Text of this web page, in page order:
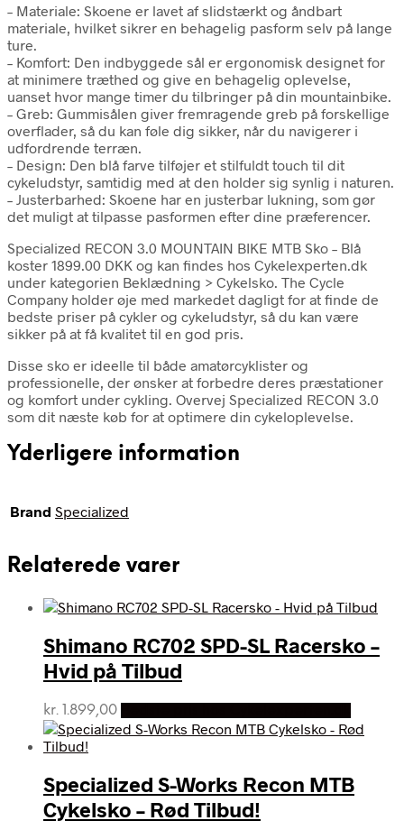
– Materiale: Skoene er lavet af slidstærkt og åndbart
materiale, hvilket sikrer en behagelig pasform selv på lange
ture.
– Komfort: Den indbyggede sål er ergonomisk designet for
at minimere træthed og give en behagelig oplevelse,
uanset hvor mange timer du tilbringer på din mountainbike.
– Greb: Gummisålen giver fremragende greb på forskellige
overflader, så du kan føle dig sikker, når du navigerer i
udfordrende terræn.
– Design: Den blå farve tilføjer et stilfuldt touch til dit
cykeludstyr, samtidig med at den holder sig synlig i naturen.
– Justerbarhed: Skoene har en justerbar lukning, som gør
det muligt at tilpasse pasformen efter dine præferencer.
Specialized RECON 3.0 MOUNTAIN BIKE MTB Sko – Blå
koster 1899.00 DKK og kan findes hos Cykelexperten.dk
under kategorien Beklædning > Cykelsko. The Cycle
Company holder øje med markedet dagligt for at finde de
bedste priser på cykler og cykeludstyr, så du kan være
sikker på at få kvalitet til en god pris.
Disse sko er ideelle til både amatørcyklister og
professionelle, der ønsker at forbedre deres præstationer
og komfort under cykling. Overvej Specialized RECON 3.0
som dit næste køb for at optimere din cykeloplevelse.
Yderligere information
Brand Specialized
Relaterede varer
Shimano RC702 SPD-SL Racersko –
Hvid på Tilbud
kr. 1.899,00
Specialized S-Works Recon MTB
Cykelsko – Rød Tilbud!